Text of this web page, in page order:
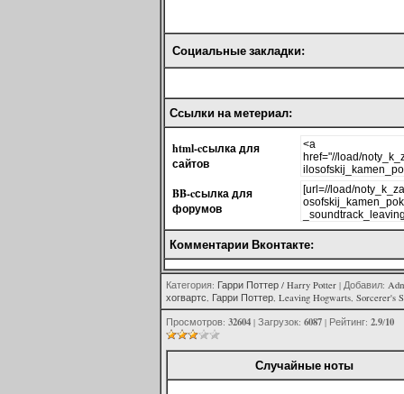
Социальные закладки:
Ссылки на метериал:
html-cсылка для
сайтов
BB-cсылка для
форумов
Комментарии Вконтакте:
Категория: Гарри Поттер / Harry Potter | Добавил:
хогвартс, Гарри Поттер, Leaving Hogwarts, Sorcerer's
Просмотров: 32604 | Загрузок: 6087 | Рейтинг: 2.9/10
Случайные ноты